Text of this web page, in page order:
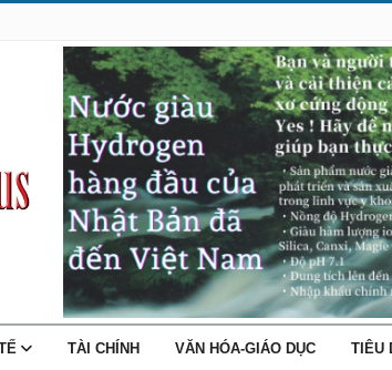
TÀI CHÍNH VĂN HÓA-GIÁO DỤC TIÊU